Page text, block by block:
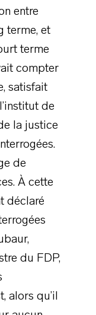
entre
terme, et
terme
compter
satisfait
de
la justice
de
À cette
déclaré
du FDP,
alors qu’il